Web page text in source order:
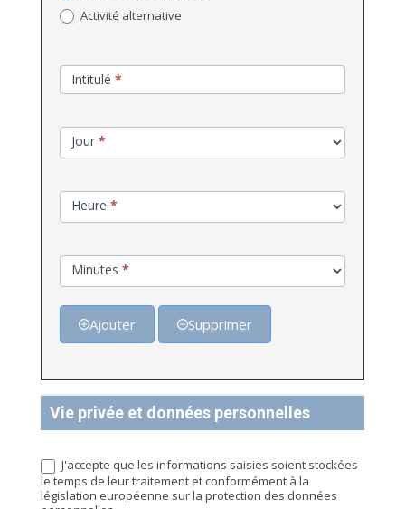
Activité alternative
Intitulé *
Jour *
Heure *
Minutes *
Ajouter Supprimer
Vie privée et données personnelles
J'accepte que les informations saisies soient stockées
le temps de leur traitement et conformément à la
législation européenne sur la protection des données